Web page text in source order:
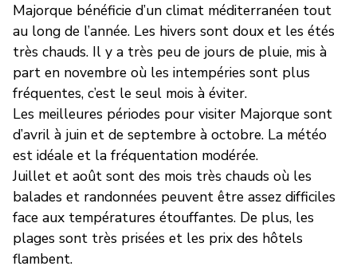
Majorque bénéficie d’un climat méditerranéen tout
au long de l’année. Les hivers sont doux et les étés
très chauds. Il y a très peu de jours de pluie, mis à
part en novembre où les intempéries sont plus
fréquentes, c’est le seul mois à éviter.
Les meilleures périodes pour visiter Majorque sont
d’avril à juin et de septembre à octobre. La météo
est idéale et la fréquentation modérée.
Juillet et août sont des mois très chauds où les
balades et randonnées peuvent être assez difficiles
face aux températures étouffantes. De plus, les
plages sont très prisées et les prix des hôtels
flambent.